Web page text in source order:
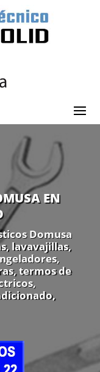
EN
Domusa
lavavajillas,
termos de